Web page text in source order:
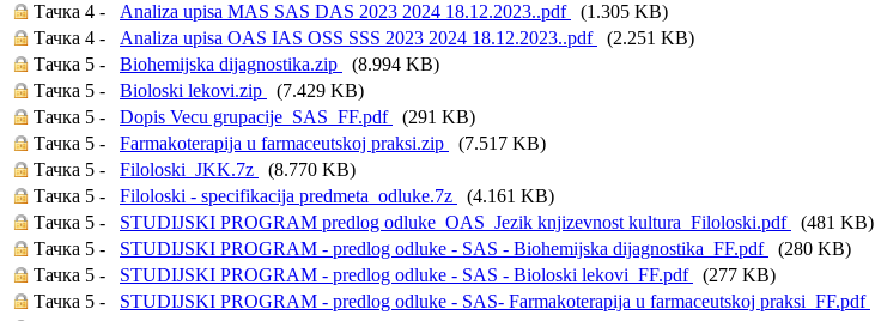
Тачка 4 -
Analiza upisa MAS SAS DAS 2023 2024 18.12.2023..pdf
(1.305 KB)
Тачка 4 -
Analiza upisa OAS IAS OSS SSS 2023 2024 18.12.2023..pdf
(2.251 KB)
Тачка 5 -
Biohemijska dijagnostika.zip
(8.994 KB)
Тачка 5 -
Bioloski lekovi.zip
(7.429 KB)
Тачка 5 -
Dopis Vecu grupacije_SAS_FF.pdf
(291 KB)
Тачка 5 -
Farmakoterapija u farmaceutskoj praksi.zip
(7.517 KB)
Тачка 5 -
Filoloski_JKK.7z
(8.770 KB)
Тачка 5 -
Filoloski - specifikacija predmeta_odluke.7z
(4.161 KB)
Тачка 5 -
STUDIJSKI PROGRAM predlog odluke_OAS_Jezik knjizevnost kultura_Filoloski.pdf
(481 KB)
Тачка 5 -
STUDIJSKI PROGRAM - predlog odluke - SAS - Biohemijska dijagnostika_FF.pdf
(280 KB)
Тачка 5 -
STUDIJSKI PROGRAM - predlog odluke - SAS - Bioloski lekovi_FF.pdf
(277 KB)
Тачка 5 -
STUDIJSKI PROGRAM - predlog odluke - SAS- Farmakoterapija u farmaceutskoj praksi_FF.pdf